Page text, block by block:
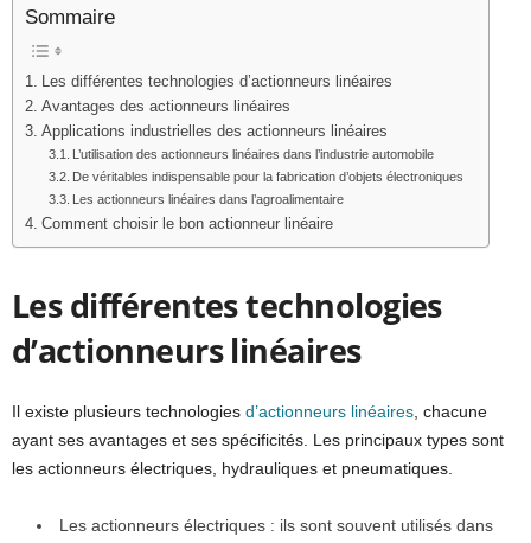
Sommaire
Les différentes technologies d’actionneurs linéaires
Avantages des actionneurs linéaires
Applications industrielles des actionneurs linéaires
L’utilisation des actionneurs linéaires dans l’industrie automobile
De véritables indispensable pour la fabrication d’objets électroniques
Les actionneurs linéaires dans l’agroalimentaire
Comment choisir le bon actionneur linéaire
Les différentes technologies
d’actionneurs linéaires
Il existe plusieurs technologies d’actionneurs linéaires, chacune
ayant ses avantages et ses spécificités. Les principaux types sont
les actionneurs électriques, hydrauliques et pneumatiques.
Les actionneurs électriques : ils sont souvent utilisés dans